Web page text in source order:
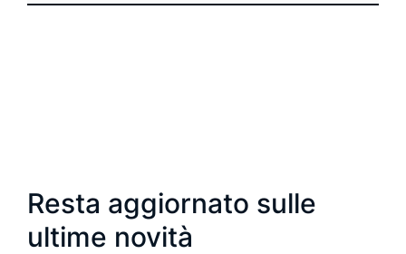
Resta aggiornato sulle
ultime novità